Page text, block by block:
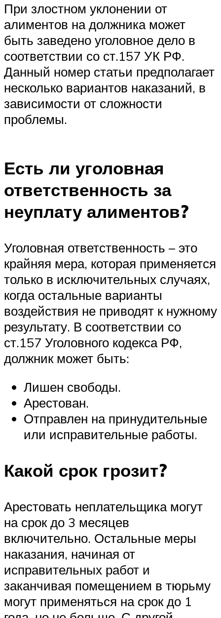
При злостном уклонении от
алиментов на должника может
быть заведено уголовное дело в
соответствии со ст.157 УК РФ.
Данный номер статьи предполагает
несколько вариантов наказаний, в
зависимости от сложности
проблемы.
Есть ли уголовная
ответственность за
неуплату алиментов?
Уголовная ответственность – это
крайняя мера, которая применяется
только в исключительных случаях,
когда остальные варианты
воздействия не приводят к нужному
результату. В соответствии со
ст.157 Уголовного кодекса РФ,
должник может быть:
Лишен свободы.
Арестован.
Отправлен на принудительные
или исправительные работы.
Какой срок грозит?
Арестовать неплательщика могут
на срок до 3 месяцев
включительно. Остальные меры
наказания, начиная от
исправительных работ и
заканчивая помещением в тюрьму
могут применяться на срок до 1